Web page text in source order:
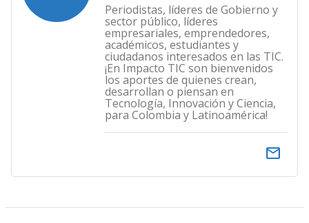
Periodistas, líderes de Gobierno y
sector público, líderes
empresariales, emprendedores,
académicos, estudiantes y
ciudadanos interesados en las TIC.
¡En Impacto TIC son bienvenidos
los aportes de quienes crean,
desarrollan o piensan en
Tecnología, Innovación y Ciencia,
para Colombia y Latinoamérica!
email